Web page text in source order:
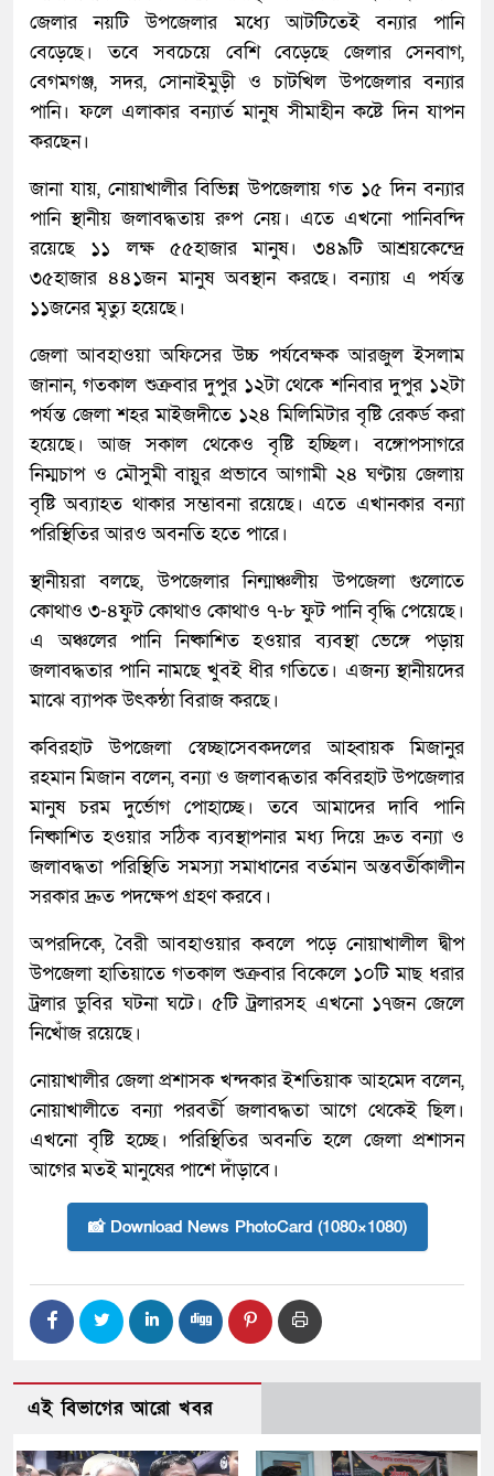
জেলার নয়টি উপজেলার মধ্যে আটটিতেই বন্যার পানি
বেড়েছে। তবে সবচেয়ে বেশি বেড়েছে জেলার সেনবাগ,
বেগমগঞ্জ, সদর, সোনাইমুড়ী ও চাটখিল উপজেলার বন্যার
পানি। ফলে এলাকার বন্যার্ত মানুষ সীমাহীন কষ্টে দিন যাপন
করছেন।
জানা যায়, নোয়াখালীর বিভিন্ন উপজেলায় গত ১৫ দিন বন্যার
পানি স্থানীয় জলাবদ্ধতায় রুপ নেয়। এতে এখনো পানিবন্দি
রয়েছে ১১ লক্ষ ৫৫হাজার মানুষ। ৩৪৯টি আশ্রয়কেন্দ্রে
৩৫হাজার ৪৪১জন মানুষ অবস্থান করছে। বন্যায় এ পর্যন্ত
১১জনের মৃত্যু হয়েছে।
জেলা আবহাওয়া অফিসের উচ্চ পর্যবেক্ষক আরজুল ইসলাম
জানান, গতকাল শুক্রবার দুপুর ১২টা থেকে শনিবার দুপুর ১২টা
পর্যন্ত জেলা শহর মাইজদীতে ১২৪ মিলিমিটার বৃষ্টি রেকর্ড করা
হয়েছে। আজ সকাল থেকেও বৃষ্টি হচ্ছিল। বঙ্গোপসাগরে
নিম্মচাপ ও মৌসুমী বায়ুর প্রভাবে আগামী ২৪ ঘণ্টায় জেলায়
বৃষ্টি অব্যাহত থাকার সম্ভাবনা রয়েছে। এতে এখানকার বন্যা
পরিস্থিতির আরও অবনতি হতে পারে।
স্থানীয়রা বলছে, উপজেলার নিন্মাঞ্চলীয় উপজেলা গুলোতে
কোথাও ৩-৪ফুট কোথাও কোথাও ৭-৮ ফুট পানি বৃদ্ধি পেয়েছে।
এ অঞ্চলের পানি নিষ্কাশিত হওয়ার ব্যবস্থা ভেঙ্গে পড়ায়
জলাবদ্ধতার পানি নামছে খুবই ধীর গতিতে। এজন্য স্থানীয়দের
মাঝে ব্যাপক উৎকন্ঠা বিরাজ করছে।
কবিরহাট উপজেলা স্বেচ্ছাসেবকদলের আহ্বায়ক মিজানুর
রহমান মিজান বলেন, বন্যা ও জলাবব্ধতার কবিরহাট উপজেলার
মানুষ চরম দুর্ভোগ পোহাচ্ছে। তবে আমাদের দাবি পানি
নিষ্কাশিত হওয়ার সঠিক ব্যবস্থাপনার মধ্য দিয়ে দ্রুত বন্যা ও
জলাবদ্ধতা পরিস্থিতি সমস্যা সমাধানের বর্তমান অন্তবর্তীকালীন
সরকার দ্রুত পদক্ষেপ গ্রহণ করবে।
অপরদিকে, বৈরী আবহাওয়ার কবলে পড়ে নোয়াখালীল দ্বীপ
উপজেলা হাতিয়াতে গতকাল শুক্রবার বিকেলে ১০টি মাছ ধরার
ট্রলার ডুবির ঘটনা ঘটে। ৫টি ট্রলারসহ এখনো ১৭জন জেলে
নিখোঁজ রয়েছে।
নোয়াখালীর জেলা প্রশাসক খন্দকার ইশতিয়াক আহমেদ বলেন,
নোয়াখালীতে বন্যা পরবর্তী জলাবদ্ধতা আগে থেকেই ছিল।
এখনো বৃষ্টি হচ্ছে। পরিস্থিতির অবনতি হলে জেলা প্রশাসন
আগের মতই মানুষের পাশে দাঁড়াবে।
📸 Download News PhotoCard (1080×1080)
এই বিভাগের আরো খবর